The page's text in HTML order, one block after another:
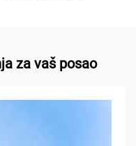
za vaš posao